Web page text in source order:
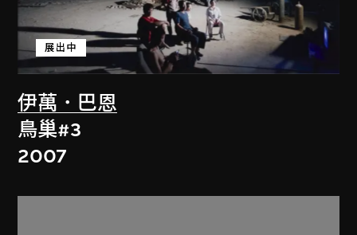
伊萬．巴恩
展出中
鳥巢#3
2007